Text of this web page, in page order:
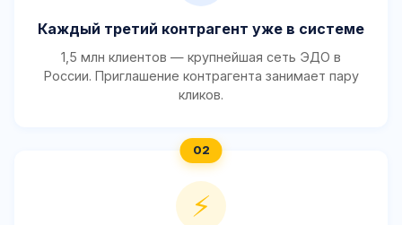
Каждый третий контрагент уже в системе
1,5 млн клиентов — крупнейшая сеть ЭДО в
России. Приглашение контрагента занимает пару
кликов.
⚡